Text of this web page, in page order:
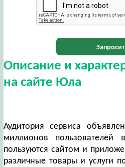
Описание и
на сайте Юла
Аудитория сервиса
миллионов
пользуются сайтом и
различные товары и услуги